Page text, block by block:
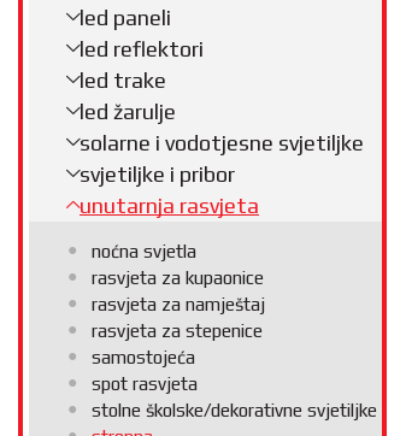
led paneli
led reflektori
led trake
led žarulje
solarne i vodotjesne svjetiljke
svjetiljke i pribor
unutarnja rasvjeta
noćna svjetla
rasvjeta za kupaonice
rasvjeta za namještaj
rasvjeta za stepenice
samostojeća
spot rasvjeta
stolne školske/dekorativne svjetiljke